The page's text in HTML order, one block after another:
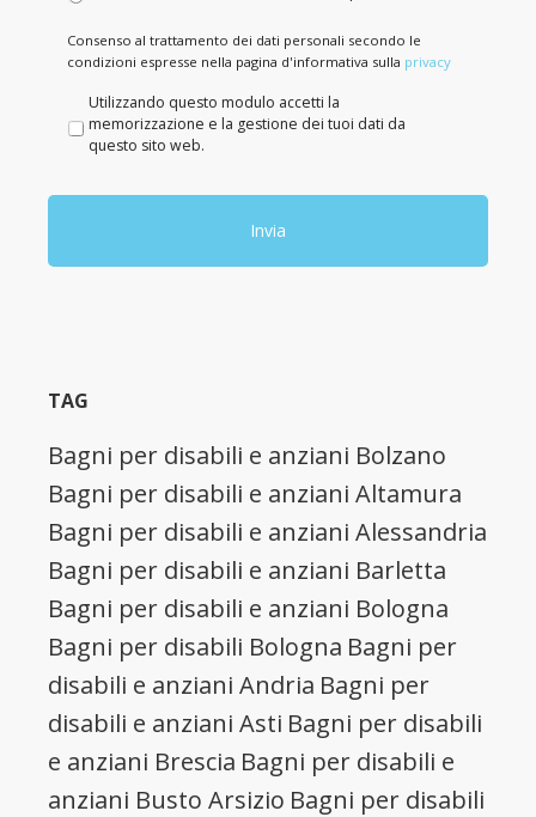
Consenso al trattamento dei dati personali secondo le
condizioni espresse nella pagina d'informativa sulla privacy
r
Utilizzando questo modulo accetti la
memorizzazione e la gestione dei tuoi dati da
questo sito web.
TAG
Bagni per disabili e anziani Bolzano
Bagni per disabili e anziani Altamura
Bagni per disabili e anziani Alessandria
Bagni per disabili e anziani Barletta
Bagni per disabili e anziani Bologna
Bagni per disabili Bologna Bagni per
disabili e anziani Andria Bagni per
disabili e anziani Asti Bagni per disabili
e anziani Brescia Bagni per disabili e
anziani Busto Arsizio Bagni per disabili